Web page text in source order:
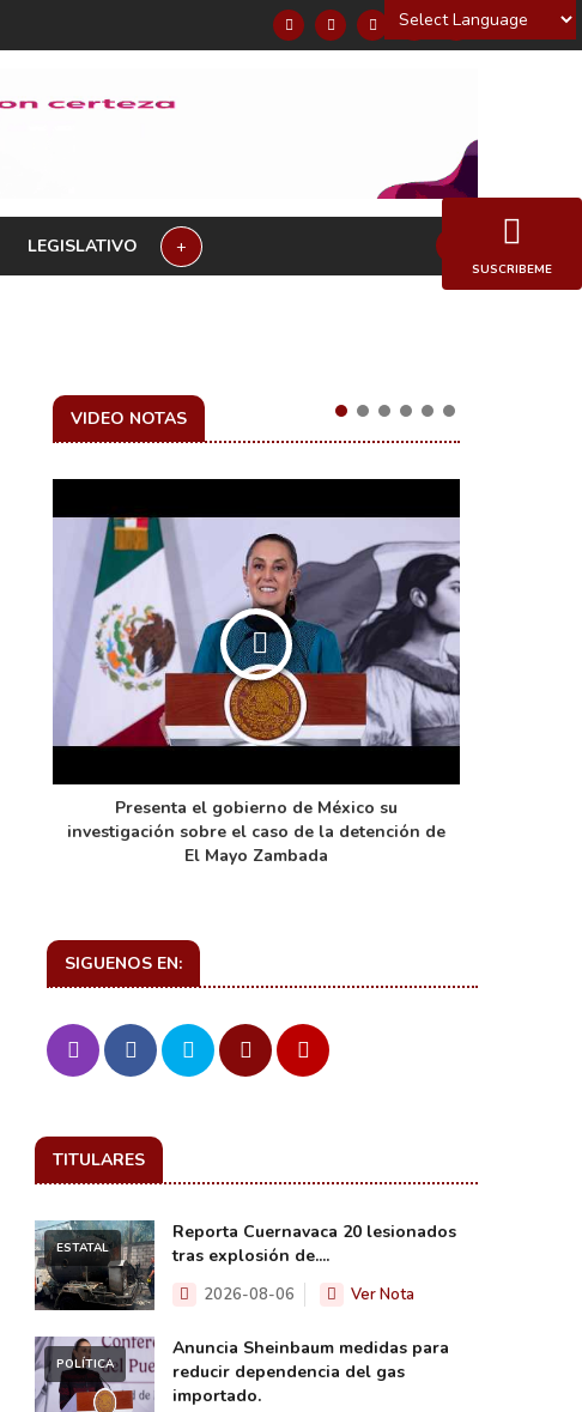
Powered by
LEGISLATIVO +
VIDEO NOTAS
Presenta el gobierno de México su
investigación sobre el caso de la detención de
El Mayo Zambada
SIGUENOS EN:
TITULARES
ESTATAL
Reporta Cuernavaca 20 lesionados
tras explosión de....
2026-08-06 Ver Nota
POLÍTICA
Anuncia Sheinbaum medidas para
reducir dependencia del gas
importado.
SUSCRIBEME